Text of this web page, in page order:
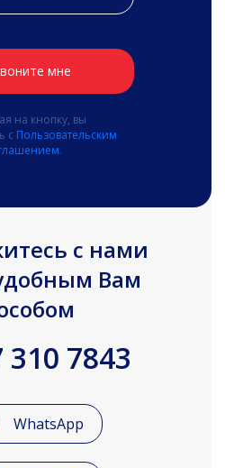
мне
на кнопку, вы
с Пользовательским
с нами
Вам
WhatsApp
310 7843